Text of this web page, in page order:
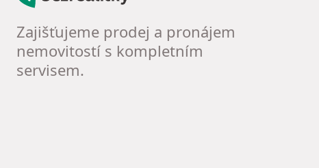
Zajišťujeme prodej a pronájem
nemovitostí s kompletním
servisem.